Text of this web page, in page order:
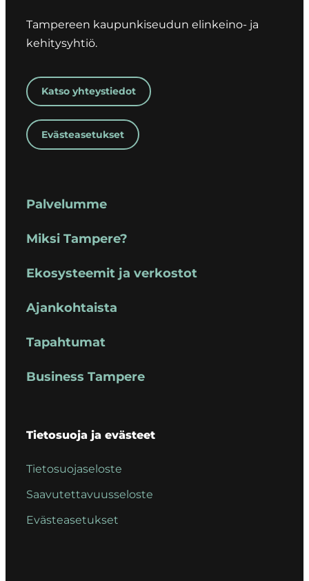
Tampereen kaupunkiseudun elinkeino- ja
kehitysyhtiö.
Katso yhteystiedot
Evästeasetukset
Palvelumme
Miksi Tampere?
Ekosysteemit ja verkostot
Ajankohtaista
Tapahtumat
Business Tampere
Tietosuoja ja evästeet
Tietosuojaseloste
Saavutettavuusseloste
Evästeasetukset